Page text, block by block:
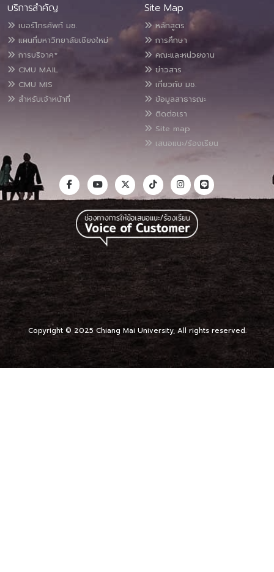
บริการสำคัญ
เบอร์โทรศัพท์ มช.
แผนที่มหาวิทยาลัยเชียงใหม่
การบริจาค*
CMU MAIL
CMU MIS
สำหรับเจ้าหน้าที่
Site Map
หลักสูตร
การศึกษา
คณะและหน่วยงาน
ข่าวสาร
เกี่ยวกับ มช.
ข้อมูลสาธารณะ
ติดต่อเรา
Site map
เสนอแนะ/ร้องเรียน
Copyright © 2025 Chiang Mai University, All rights reserved.